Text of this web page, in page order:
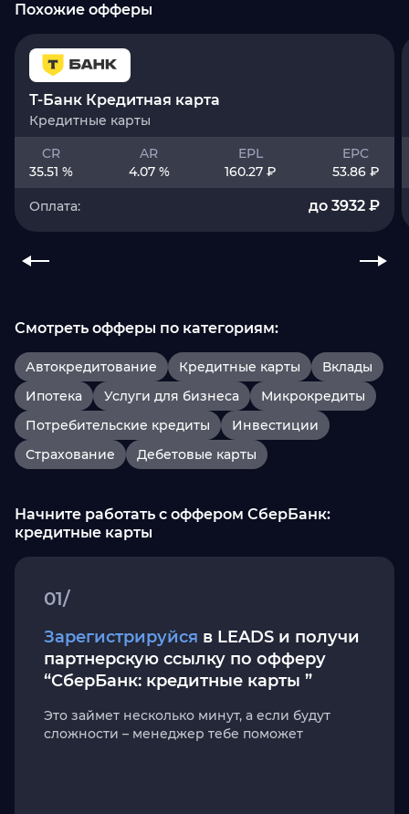
Похожие офферы
Т-Банк Кредитная карта
Кредитные карты
CR
35.51 %
AR
4.07 %
EPL
160.27 ₽
EPC
53.86 ₽
Оплата: до 3932 ₽
Смотреть офферы по категориям:
Автокредитование Кредитные карты
Вклады
Ипотека
Услуги для бизнеса
Микрокредиты
Потребительские кредиты
Инвестиции
Страхование
Дебетовые карты
Начните работать с оффером СберБанк:
кредитные карты
01/
Зарегистрируйся в LEADS и получи
партнерскую ссылку по офферу
“СберБанк: кредитные карты ”
Это займет несколько минут, а если будут
сложности – менеджер тебе поможет